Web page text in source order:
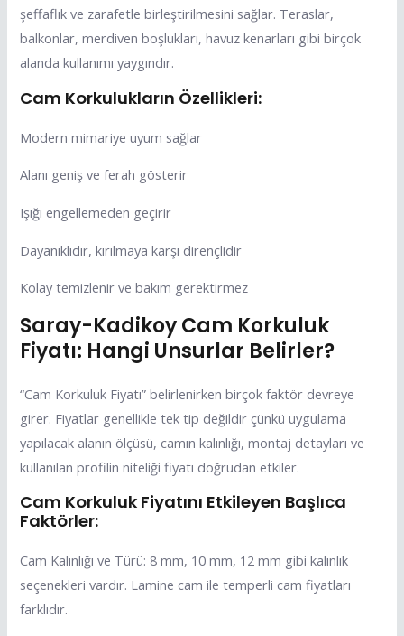
şeffaflık ve zarafetle birleştirilmesini sağlar. Teraslar,
balkonlar, merdiven boşlukları, havuz kenarları gibi birçok
alanda kullanımı yaygındır.
Cam Korkulukların Özellikleri:
Modern mimariye uyum sağlar
Alanı geniş ve ferah gösterir
Işığı engellemeden geçirir
Dayanıklıdır, kırılmaya karşı dirençlidir
Kolay temizlenir ve bakım gerektirmez
Saray-Kadikoy Cam Korkuluk
Fiyatı: Hangi Unsurlar Belirler?
“Cam Korkuluk Fiyatı” belirlenirken birçok faktör devreye
girer. Fiyatlar genellikle tek tip değildir çünkü uygulama
yapılacak alanın ölçüsü, camın kalınlığı, montaj detayları ve
kullanılan profilin niteliği fiyatı doğrudan etkiler.
Cam Korkuluk Fiyatını Etkileyen Başlıca
Faktörler:
Cam Kalınlığı ve Türü: 8 mm, 10 mm, 12 mm gibi kalınlık
seçenekleri vardır. Lamine cam ile temperli cam fiyatları
farklıdır.